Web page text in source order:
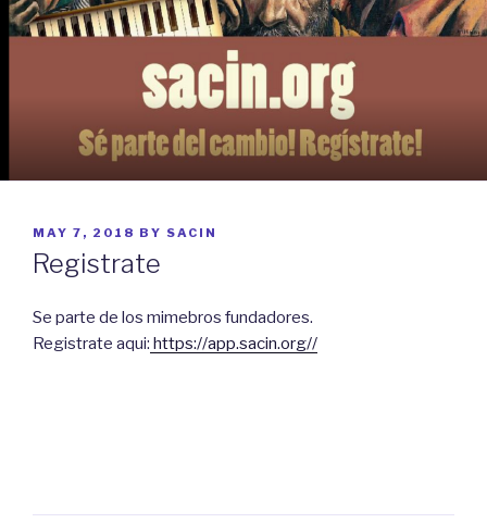
POSTED
ON
MAY 7, 2018 BY SACIN
Registrate
Se parte de los mimebros fundadores.
Registrate aqui: https://app.sacin.org//